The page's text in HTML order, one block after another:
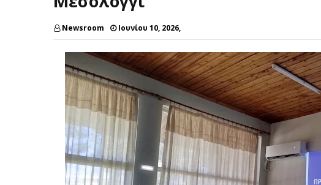
Newsroom Ιουνίου 10, 2026,